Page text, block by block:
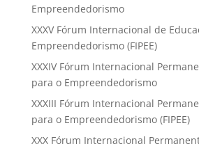
Empreendedorismo
XXXV Fórum Internacional de
Empreendedorismo (FIPEE)
XXXIV Fórum Internacional
para o Empreendedorismo
XXXIII Fórum Internacional
para o Empreendedorismo (FIPEE)
XXX Fórum Internacional